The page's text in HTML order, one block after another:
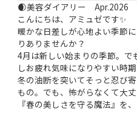
🌒美容ダイアリー Apr.2026
こんにちは、アミュゼです✨
暖かな日差しが心地よい季節
りありませんか？
4月は新しい始まりの季節。
しお疲れ気味になりやすい時
冬の油断を突いてそっと忍び
もの。でも、怖がらなくて大丈
『春の美しさを守る魔法』を